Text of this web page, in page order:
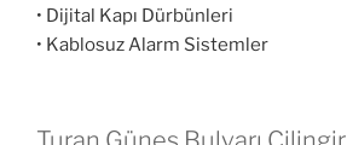
• Dijital Kapı Dürbünleri
• Kablosuz Alarm Sistemler